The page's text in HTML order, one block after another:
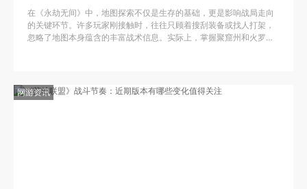
在《永劫无间》中，地图探索不仅是生存的基础，更是影响战局走向
的关键环节。许多玩家刚接触时，往往只顾着搜刮装备或找人打架，
忽略了地图本身蕴含的丰富战术信息。实际上，掌握聚窟州和火罗国
网游资讯